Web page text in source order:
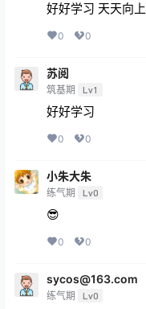
好好学习 天天向上
0 0
苏阅
筑基期 Lv1
好好学习
0 0
小朱大朱
练气期 Lv0
😎
0 0
sycos@163.com
练气期 Lv0